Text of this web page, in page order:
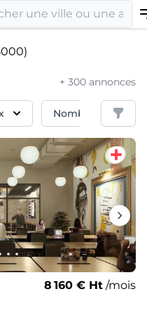
+ 300 annonces
Nombre de Poste
8 160 € Ht /mois